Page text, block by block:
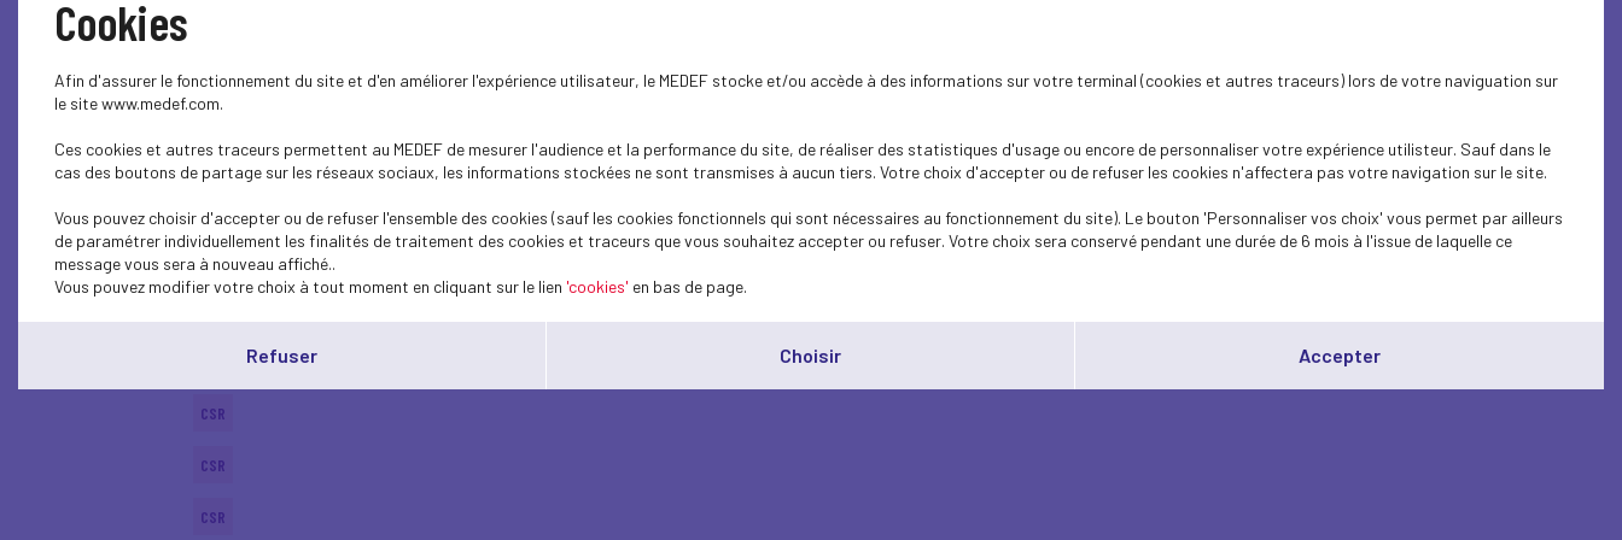
BUSINESS LAW
CSR
ECONOMY
CSR
CSR
CSR
Cookies
Afin d'assurer le fonctionnement du site et d'en améliorer l'expérience utilisateur, le MEDEF stocke et/ou accède à des informations sur votre terminal (cookies et autres traceurs) lors de votre naviguation sur
le site www.medef.com.
Ces cookies et autres traceurs permettent au MEDEF de mesurer l'audience et la performance du site, de réaliser des statistiques d'usage ou encore de personnaliser votre expérience utilisteur. Sauf dans le
cas des boutons de partage sur les réseaux sociaux, les informations stockées ne sont transmises à aucun tiers. Votre choix d'accepter ou de refuser les cookies n'affectera pas votre navigation sur le site.
Vous pouvez choisir d'accepter ou de refuser l'ensemble des cookies (sauf les cookies fonctionnels qui sont nécessaires au fonctionnement du site). Le bouton 'Personnaliser vos choix' vous permet par ailleurs
de paramétrer individuellement les finalités de traitement des cookies et traceurs que vous souhaitez accepter ou refuser. Votre choix sera conservé pendant une durée de 6 mois à l'issue de laquelle ce
message vous sera à nouveau affiché..
Vous pouvez modifier votre choix à tout moment en cliquant sur le lien 'cookies' en bas de page.
Refuser Choisir Accepter